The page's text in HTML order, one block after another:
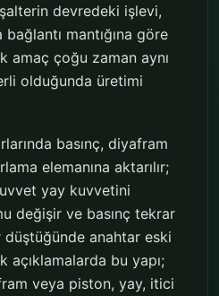
devredeki işlevi,
mantığına göre
amaç çoğu zaman aynı
olduğunda üretimi
basınç, diyafram
elemanına aktarılır;
yay kuvvetini
değişir ve basınç tekrar
anahtar eski
açıklamalarda bu yapı;
veya piston, yay, itici